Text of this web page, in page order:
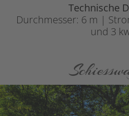
Technische
Durchmesser: 6 m |
und 3